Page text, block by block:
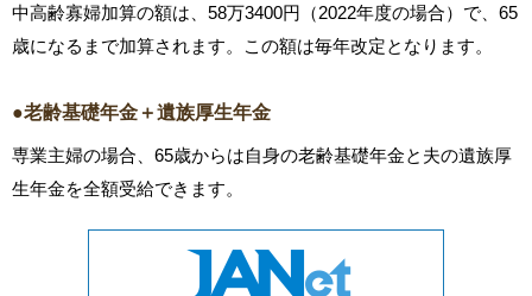
中高齢寡婦加算の額は、58万3400円（2022年度の場合）で、65
歳になるまで加算されます。この額は毎年改定となります。
●老齢基礎年金＋遺族厚生年金
専業主婦の場合、65歳からは自身の老齢基礎年金と夫の遺族厚
生年金を全額受給できます。